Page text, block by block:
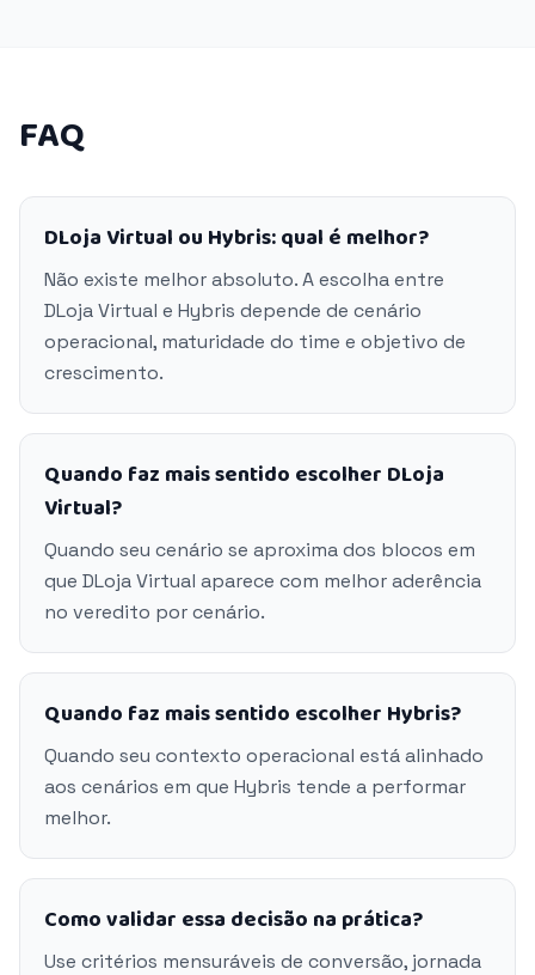
FAQ
DLoja Virtual ou Hybris: qual é melhor?
Não existe melhor absoluto. A escolha entre
DLoja Virtual e Hybris depende de cenário
operacional, maturidade do time e objetivo de
crescimento.
Quando faz mais sentido escolher DLoja
Virtual?
Quando seu cenário se aproxima dos blocos em
que DLoja Virtual aparece com melhor aderência
no veredito por cenário.
Quando faz mais sentido escolher Hybris?
Quando seu contexto operacional está alinhado
aos cenários em que Hybris tende a performar
melhor.
Como validar essa decisão na prática?
Use critérios mensuráveis de conversão, jornada